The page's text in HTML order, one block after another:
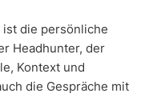
die persönliche
Headhunter, der
Kontext und
die Gespräche mit